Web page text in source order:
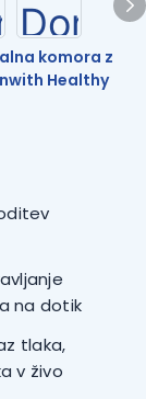
komora z
Healthy
na dotik
tlaka,
v živo